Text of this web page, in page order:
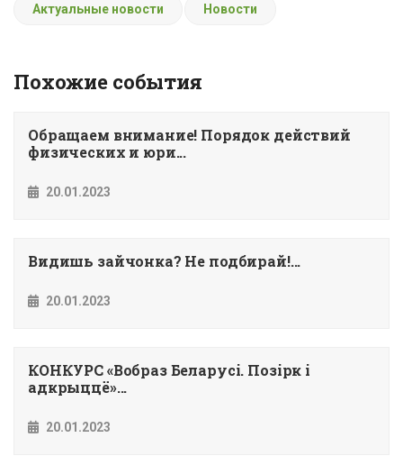
Актуальные новости Новости
Похожие события
Обращаем внимание! Порядок действий
физических и юри...
20.01.2023
Видишь зайчонка? Не подбирай!...
20.01.2023
КОНКУРС «Вобраз Беларусi. Позiрк i
адкрыццё»...
20.01.2023